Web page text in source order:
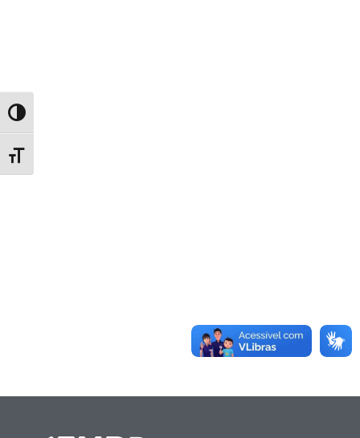
Toggle High Contrast
Toggle Font size